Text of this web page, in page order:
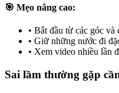
🎯 Mẹo nâng cao:
• Bắt đầu từ các góc và
• Giữ những nước đi
• Xem video nhiều lần
Sai lầm thường gặp